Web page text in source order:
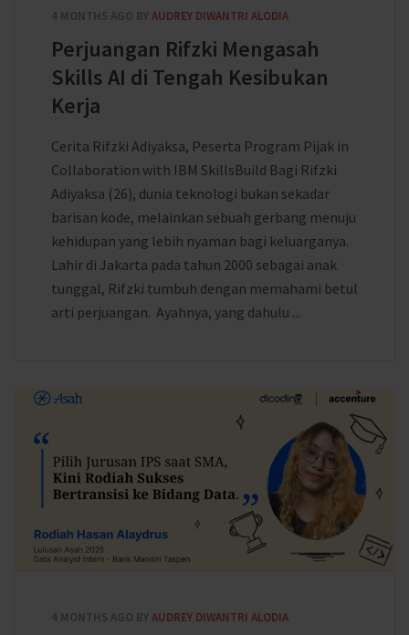
4 MONTHS AGO BY AUDREY DIWANTRI ALODIA
Perjuangan Rifzki Mengasah
Skills AI di Tengah Kesibukan
Kerja
Cerita Rifzki Adiyaksa, Peserta Program Pijak in
Collaboration with IBM SkillsBuild Bagi Rifzki
Adiyaksa (26), dunia teknologi bukan sekadar
barisan kode, melainkan sebuah gerbang menuju
kehidupan yang lebih nyaman bagi keluarganya.
Lahir di Jakarta pada tahun 2000 sebagai anak
tunggal, Rifzki tumbuh dengan memahami betul
arti perjuangan. Ayahnya, yang dahulu ...
4 MONTHS AGO BY AUDREY DIWANTRI ALODIA